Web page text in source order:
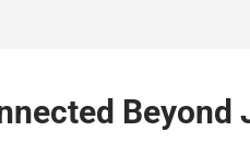
Beyond